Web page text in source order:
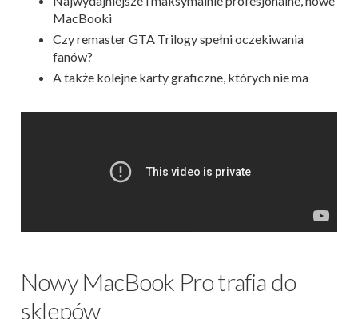
MacBooki
Czy remaster GTA Trilogy spełni oczekiwania
fanów?
A także kolejne karty graficzne, których nie ma
Nowy MacBook Pro trafia do
sklepów